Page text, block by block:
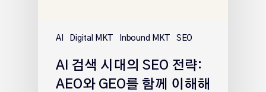
AI Digital MKT Inbound MKT SEO
AI 검색 시대의 SEO 전략:
AEO와 GEO를 함께 이해해